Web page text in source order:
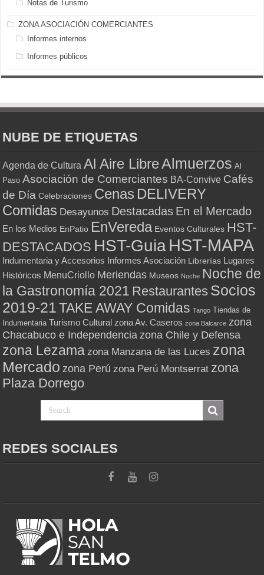
Notas de Turismo
ZONA ASOCIACIÓN COMERCIANTES
Informes internos
Informes públicos
NUBE DE ETIQUETAS
Agenda de Cultura Al Aire LibreAlmuerzos Al
Paso Asociación de Comerciantes BA-Convive Cafés
de Día Celebraciones Cenas DELIVERY
Comidas Desayunos Destacadas En el Mercado
En los Medios EnPatio EnVereda Eventos Culturales HST-
DESTACADOS HST-GuiaHST-MAPA
Indumentaria y Accesorios Informes Asociación Librerías Lugares
Históricos MenuCriollo Meriendas Museos Noche Noche de
la Gastronomía 2021 Restaurantes Socios
2019-21 TAKE AWAY Comidas Tango Tiendas de
Indumentaria Turismo Cultural zona Av. Caseros zona Balcarce zona
Chacabuco e Independencia zona Chile y Defensa
zona Lezama zona Manzana de las Luces zona
Mercado zona Perú zona Perú Montserrat zona
Plaza Dorrego
REDES SOCIALES